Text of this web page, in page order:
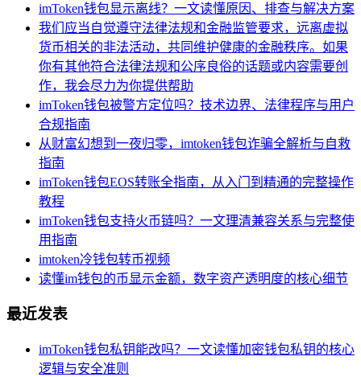
imToken钱包显示离线？一文读懂原因、排查与解决方案
我们应当自觉遵守法律法规和金融监管要求，远离虚拟
货币相关的非法活动，共同维护健康的金融秩序。如果
你有其他符合法律法规和公序良俗的话题或内容需要创
作，我会尽力为你提供帮助
imToken钱包被警方定位吗？技术边界、法律程序与用户
合规指南
从财富幻想到一夜归零，imtoken钱包诈骗全解析与自救
指南
imToken钱包EOS转账全指南，从入门到精通的完整操作
教程
imToken钱包支持火币链吗？一文理清兼容关系与完整使
用指南
imtoken冷钱包转币视频
读懂im钱包的币显示金额，数字资产透明度的核心细节
最近发表
imToken钱包私钥能改吗？一文读懂加密钱包私钥的核心
逻辑与安全准则